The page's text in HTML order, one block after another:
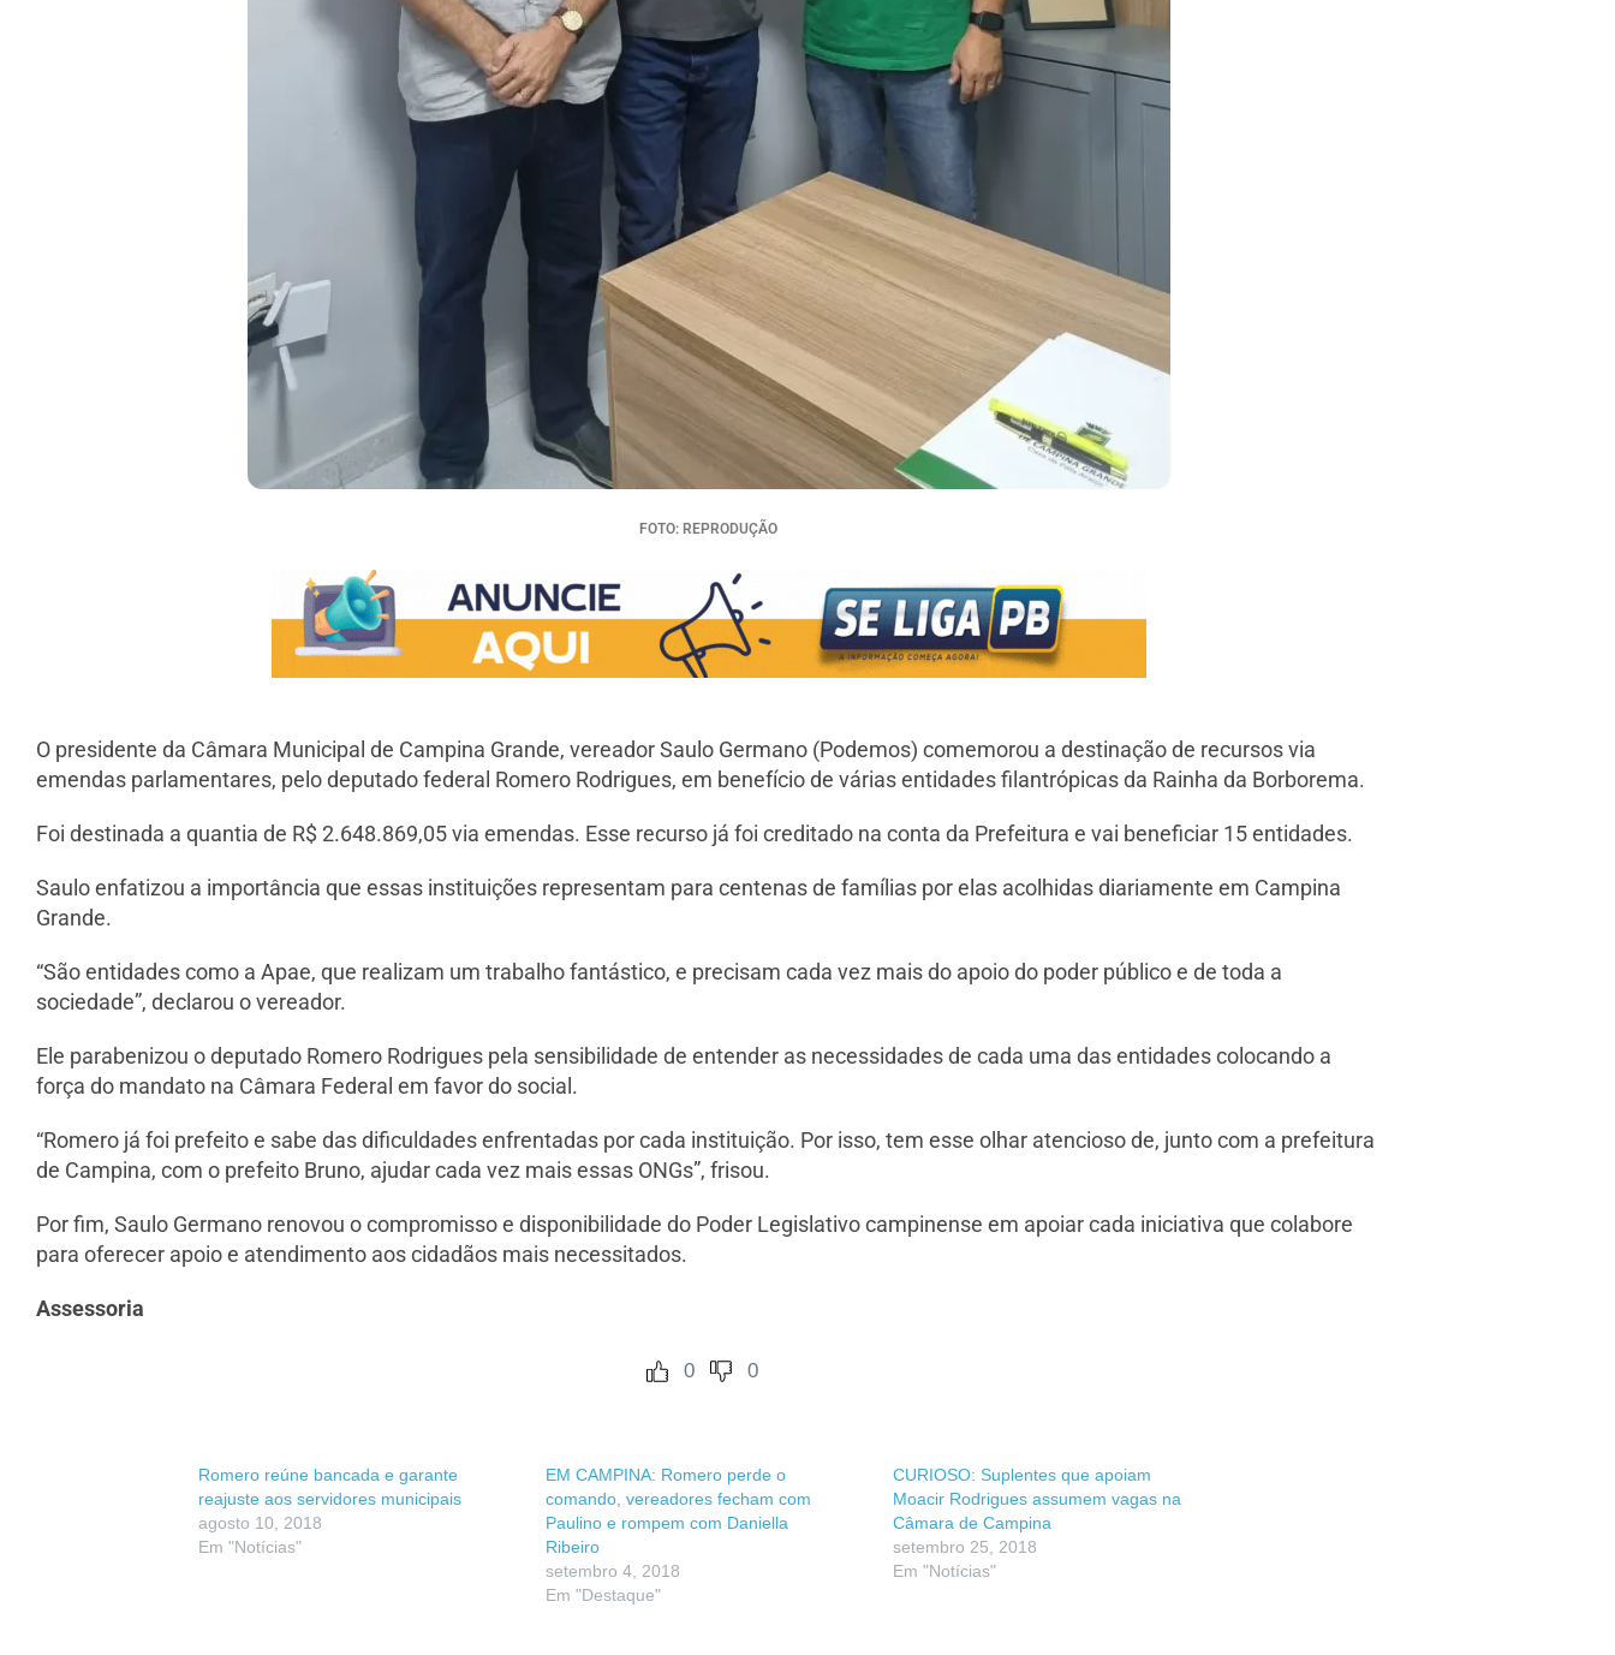
FOTO: REPRODUÇÃO
O presidente da Câmara Municipal de Campina Grande, vereador Saulo Germano (Podemos) comemorou a destinação de recursos via
emendas parlamentares, pelo deputado federal Romero Rodrigues, em benefício de várias entidades filantrópicas da Rainha da Borborema.
Foi destinada a quantia de R$ 2.648.869,05 via emendas. Esse recurso já foi creditado na conta da Prefeitura e vai beneficiar 15 entidades.
Saulo enfatizou a importância que essas instituições representam para centenas de famílias por elas acolhidas diariamente em Campina
Grande.
“São entidades como a Apae, que realizam um trabalho fantástico, e precisam cada vez mais do apoio do poder público e de toda a
sociedade”, declarou o vereador.
Ele parabenizou o deputado Romero Rodrigues pela sensibilidade de entender as necessidades de cada uma das entidades colocando a
força do mandato na Câmara Federal em favor do social.
“Romero já foi prefeito e sabe das dificuldades enfrentadas por cada instituição. Por isso, tem esse olhar atencioso de, junto com a prefeitura
de Campina, com o prefeito Bruno, ajudar cada vez mais essas ONGs”, frisou.
Por fim, Saulo Germano renovou o compromisso e disponibilidade do Poder Legislativo campinense em apoiar cada iniciativa que colabore
para oferecer apoio e atendimento aos cidadãos mais necessitados.
Assessoria
0 0
Romero reúne bancada e garante
reajuste aos servidores municipais
agosto 10, 2018
Em "Notícias"
EM CAMPINA: Romero perde o
comando, vereadores fecham com
Paulino e rompem com Daniella
Ribeiro
setembro 4, 2018
Em "Destaque"
CURIOSO: Suplentes que apoiam
Moacir Rodrigues assumem vagas na
Câmara de Campina
setembro 25, 2018
Em "Notícias"